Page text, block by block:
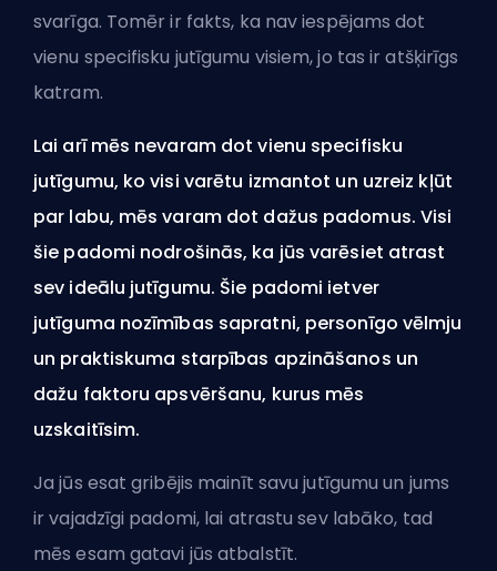
svarīga. Tomēr ir fakts, ka nav iespējams dot
vienu specifisku jutīgumu visiem, jo tas ir atšķirīgs
katram.
Lai arī mēs nevaram dot vienu specifisku
jutīgumu, ko visi varētu izmantot un uzreiz kļūt
par labu, mēs varam dot dažus padomus. Visi
šie padomi nodrošinās, ka jūs varēsiet atrast
sev ideālu jutīgumu. Šie padomi ietver
jutīguma nozīmības sapratni, personīgo vēlmju
un praktiskuma starpības apzināšanos un
dažu faktoru apsvēršanu, kurus mēs
uzskaitīsim.
Ja jūs esat gribējis mainīt savu jutīgumu un jums
ir vajadzīgi padomi, lai atrastu sev labāko, tad
mēs esam gatavi jūs atbalstīt.